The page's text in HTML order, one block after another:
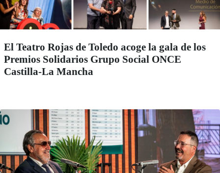
El Teatro Rojas de Toledo acoge la gala de los
Premios Solidarios Grupo Social ONCE
Castilla-La Mancha